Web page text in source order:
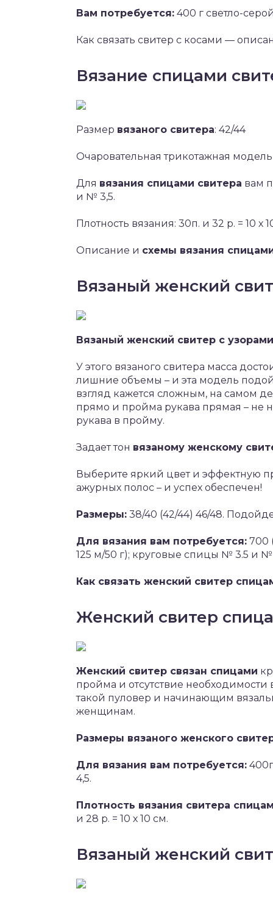
Вам потребуется: 400 г светло-
Как связать свитер с косами —
Вязание спицами
Размер вязаного свитера: 42/44
Очаровательная трикотажная
Для вязания спицами свитера вам
и № 3,5.
Плотность вязания: 30п. и 32 р. = 10 х
Описание и схемы вязания
Вязаный женский
Вязаный женский свитер с узорами
У этого вязаного свитера масса
лишние объемы – и эта модель
взгляд кажется сложным, на самом
прямо и пройма рукава прямая – не
рукава в пройму.
Задает тон вязаному женскому
Выберите яркий цвет и эффектную
ажурных полос – и успех обеспечен!
Размеры: 38/40 (42/44) 46/48.
Для вязания вам потребуется: 700
125 м/50 г); круговые спицы № 3.5 и №
Как связать женский свитер
Женский свитер
Женский свитер связан спицами
пройма и отсутствие необходимости
такой пуловер и начинающим
женщинам.
Размеры вязаного женского
Для вязания вам потребуется:
4,5.
Плотность вязания свитера
и 28 р. = 10 х 10 см.
Вязаный женский